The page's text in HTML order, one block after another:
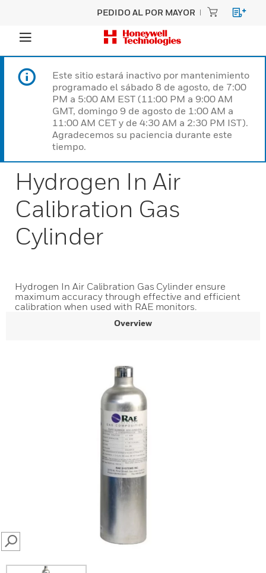
PEDIDO AL POR MAYOR
Este sitio estará inactivo por mantenimiento
programado el sábado 8 de agosto, de 7:00
PM a 5:00 AM EST (11:00 PM a 9:00 AM
GMT, domingo 9 de agosto de 1:00 AM a
11:00 AM CET y de 4:30 AM a 2:30 PM IST).
Agradecemos su paciencia durante este
tiempo.
Hydrogen In Air
Calibration Gas
Cylinder
Hydrogen In Air Calibration Gas Cylinder ensure
maximum accuracy through effective and efficient
calibration when used with RAE monitors.
Overview
SEARCH